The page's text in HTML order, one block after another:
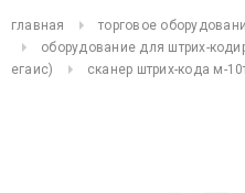
главная торговое
оборудование для штрих-
егаис)
сканер штрих-кода м-